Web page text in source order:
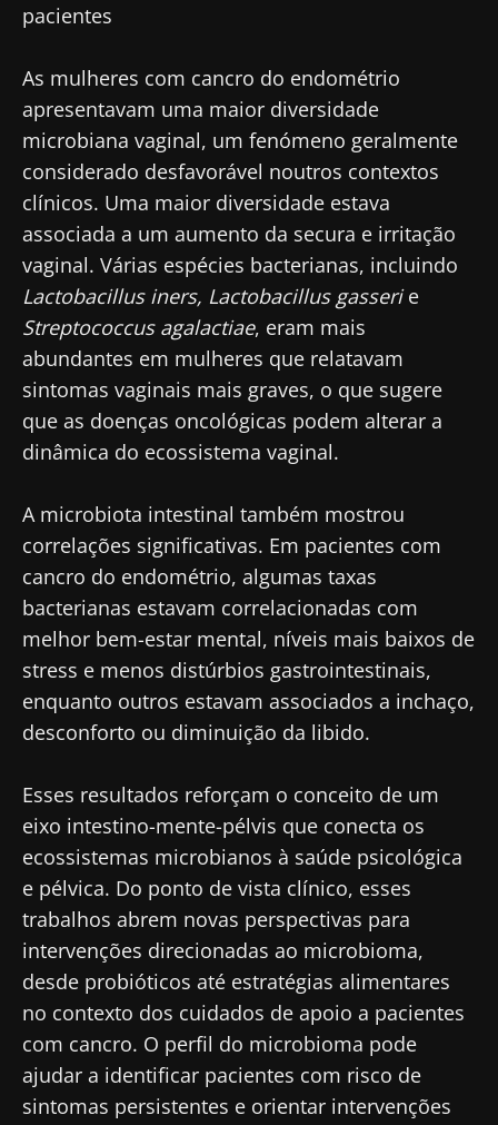
pacientes
As mulheres com cancro do endométrio
apresentavam uma maior diversidade
microbiana vaginal, um fenómeno geralmente
considerado desfavorável noutros contextos
clínicos. Uma maior diversidade estava
associada a um aumento da secura e irritação
vaginal. Várias espécies bacterianas, incluindo
Lactobacillus iners, Lactobacillus gasserie
Streptococcus agalactiae, eram mais
abundantes em mulheres que relatavam
sintomas vaginais mais graves, o que sugere
que as doenças oncológicas podem alterar a
dinâmica do ecossistema vaginal.
A microbiota intestinal também mostrou
correlações significativas. Em pacientes com
cancro do endométrio, algumas taxas
bacterianas estavam correlacionadas com
melhor bem-estar mental, níveis mais baixos de
stress e menos distúrbios gastrointestinais,
enquanto outros estavam associados a inchaço,
desconforto ou diminuição da libido.
Esses resultados reforçam o conceito de um
eixo intestino-mente-pélvis que conecta os
ecossistemas microbianos à saúde psicológica
e pélvica. Do ponto de vista clínico, esses
trabalhos abrem novas perspectivas para
intervenções direcionadas ao microbioma,
desde probióticos até estratégias alimentares
no contexto dos cuidados de apoio a pacientes
com cancro. O perfil do microbioma pode
ajudar a identificar pacientes com risco de
sintomas persistentes e orientar intervenções
Fique connosco!
Junte-se à comunidade de profissionais de
saúde e investigadores da Microbiota e
receba o "Microbiota Digest" e o "HCP
Magazine" para se manter atualizado com as
últimas notícias sobre a microbiota.